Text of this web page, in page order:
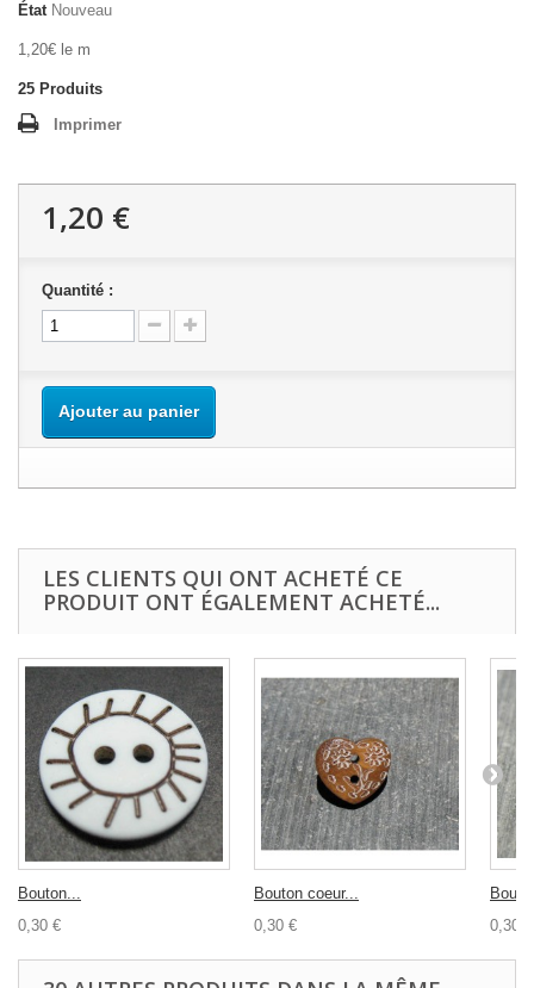
État Nouveau
1,20€ le m
25 Produits
Imprimer
1,20 €
Quantité :
Ajouter au panier
LES CLIENTS QUI ONT ACHETÉ CE
PRODUIT ONT ÉGALEMENT ACHETÉ...
Bouton...
0,30 €
Bouton coeur...
0,30 €
0,30 €